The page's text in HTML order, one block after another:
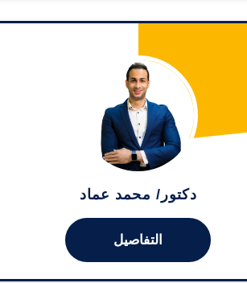
دكتور/ محمد عماد
التفاصيل